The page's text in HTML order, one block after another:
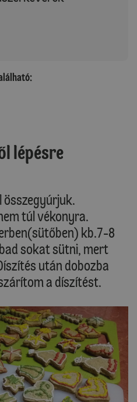
lépésre
túl vékonyra.
kb.7-8
sokat sütni, mert
után dobozba
a díszítést.